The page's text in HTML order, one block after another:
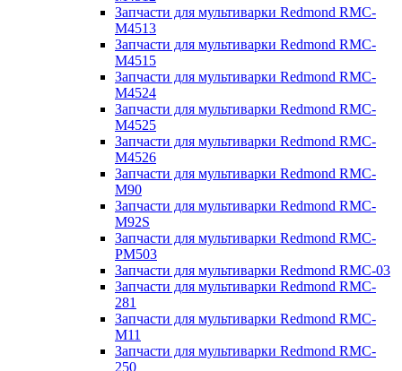
Запчасти для мультиварки Redmond RMC-
M4513
Запчасти для мультиварки Redmond RMC-
M4515
Запчасти для мультиварки Redmond RMC-
M4524
Запчасти для мультиварки Redmond RMC-
M4525
Запчасти для мультиварки Redmond RMC-
M4526
Запчасти для мультиварки Redmond RMC-
M90
Запчасти для мультиварки Redmond RMC-
M92S
Запчасти для мультиварки Redmond RMC-
PM503
Запчасти для мультиварки Redmond RMC-03
Запчасти для мультиварки Redmond RMC-
281
Запчасти для мультиварки Redmond RMC-
M11
Запчасти для мультиварки Redmond RMC-
250